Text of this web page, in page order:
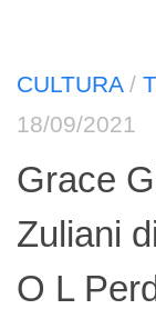
CULTURA/
18/09/2021
Grace
Zuliani
O L